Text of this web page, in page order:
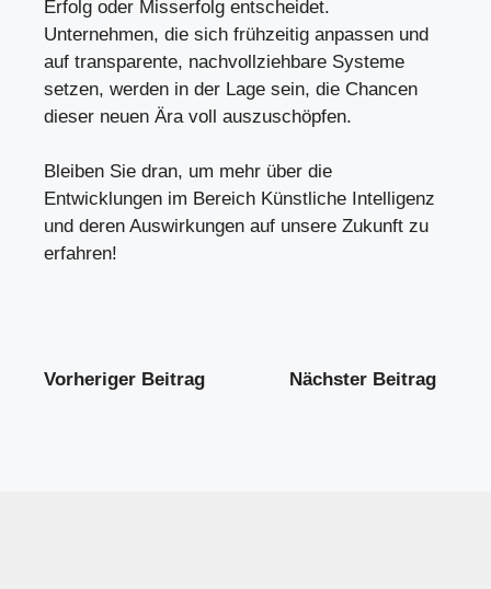
Erfolg oder Misserfolg entscheidet.
Unternehmen, die sich frühzeitig anpassen und
auf transparente, nachvollziehbare Systeme
setzen, werden in der Lage sein, die Chancen
dieser neuen Ära voll auszuschöpfen.
Bleiben Sie dran, um mehr über die
Entwicklungen im Bereich Künstliche Intelligenz
und deren Auswirkungen auf unsere Zukunft zu
erfahren!
Vorheriger Beitrag Nächster Beitrag